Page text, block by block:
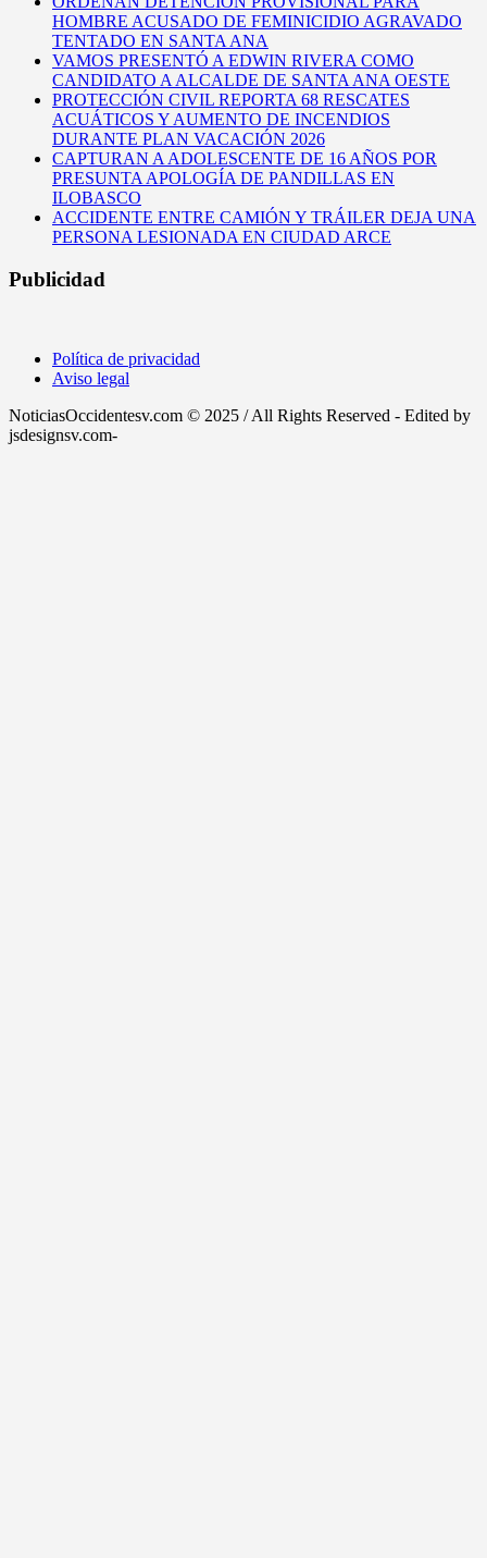
HOMBRE ACUSADO DE FEMINICIDIO AGRAVADO
TENTADO EN SANTA ANA
VAMOS PRESENTÓ A EDWIN RIVERA COMO
CANDIDATO A ALCALDE DE SANTA ANA OESTE
PROTECCIÓN CIVIL REPORTA 68 RESCATES
ACUÁTICOS Y AUMENTO DE INCENDIOS
DURANTE PLAN VACACIÓN 2026
CAPTURAN A ADOLESCENTE DE 16 AÑOS POR
PRESUNTA APOLOGÍA DE PANDILLAS EN
ILOBASCO
ACCIDENTE ENTRE CAMIÓN Y TRÁILER DEJA UNA
PERSONA LESIONADA EN CIUDAD ARCE
Publicidad
Política de privacidad
Aviso legal
NoticiasOccidentesv.com © 2025 / All Rights Reserved - Edited by
jsdesignsv.com-